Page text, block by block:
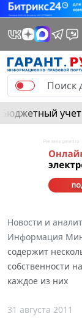
Бюджетный учет
Новости и
Информация
содержит
собственности
каждое из них
31 августа 2011